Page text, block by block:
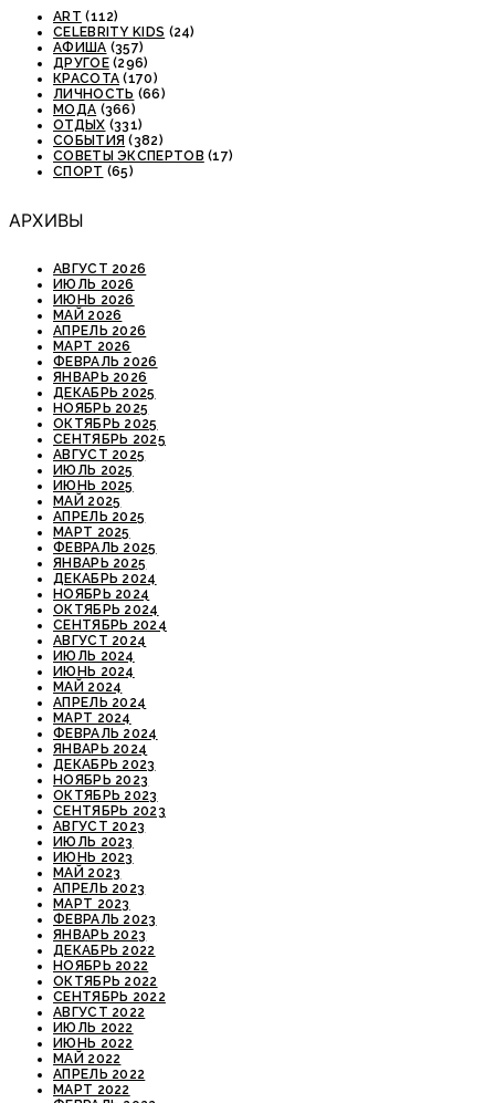
ART (112)
CELEBRITY KIDS (24)
АФИША (357)
ДРУГОЕ(296)
КРАСОТА (170)
ЛИЧНОСТЬ (66)
МОДА (366)
ОТДЫХ (331)
СОБЫТИЯ (382)
СОВЕТЫ ЭКСПЕРТОВ (17)
СПОРТ (65)
АРХИВЫ
АВГУСТ 2026
ИЮЛЬ 2026
ИЮНЬ 2026
МАЙ 2026
АПРЕЛЬ 2026
МАРТ 2026
ФЕВРАЛЬ 2026
ЯНВАРЬ 2026
ДЕКАБРЬ 2025
НОЯБРЬ 2025
ОКТЯБРЬ 2025
СЕНТЯБРЬ 2025
АВГУСТ 2025
ИЮЛЬ 2025
ИЮНЬ 2025
МАЙ 2025
АПРЕЛЬ 2025
МАРТ 2025
ФЕВРАЛЬ 2025
ЯНВАРЬ 2025
ДЕКАБРЬ 2024
НОЯБРЬ 2024
ОКТЯБРЬ 2024
СЕНТЯБРЬ 2024
АВГУСТ 2024
ИЮЛЬ 2024
ИЮНЬ 2024
МАЙ 2024
АПРЕЛЬ 2024
МАРТ 2024
ФЕВРАЛЬ 2024
ЯНВАРЬ 2024
ДЕКАБРЬ 2023
НОЯБРЬ 2023
ОКТЯБРЬ 2023
СЕНТЯБРЬ 2023
АВГУСТ 2023
ИЮЛЬ 2023
ИЮНЬ 2023
МАЙ 2023
АПРЕЛЬ 2023
МАРТ 2023
ФЕВРАЛЬ 2023
ЯНВАРЬ 2023
ДЕКАБРЬ 2022
НОЯБРЬ 2022
ОКТЯБРЬ 2022
СЕНТЯБРЬ 2022
АВГУСТ 2022
ИЮЛЬ 2022
ИЮНЬ 2022
МАЙ 2022
АПРЕЛЬ 2022
МАРТ 2022